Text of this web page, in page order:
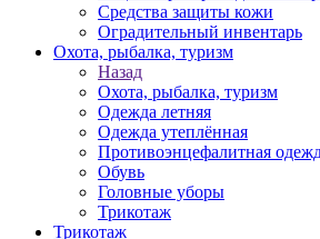
Средства защиты кожи
Оградительный инвентарь
Охота, рыбалка, туризм
Назад
Охота, рыбалка, туризм
Одежда летняя
Одежда утеплённая
Противоэнцефалитная
Обувь
Головные уборы
Трикотаж
Трикотаж